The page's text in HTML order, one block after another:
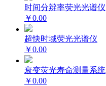
时间分辨率荧光光谱仪
￥0.00
超快时域荧光光谱仪
￥0.00
衰变荧光寿命测量系统
￥0.00